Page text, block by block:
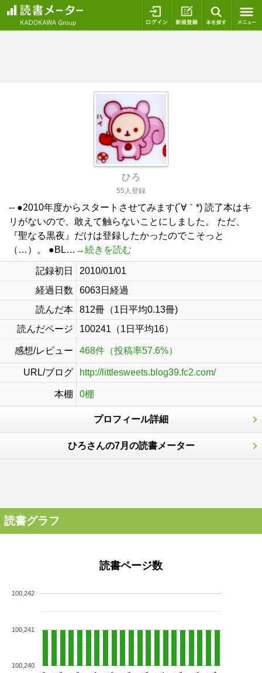
ログイン 新規登録
ひろ
55人登録
-- ●2010年度からスタートさせてみます(´∀｀*) 読了本はキ
リがないので、敢えて触らないことにしました。 ただ、
『聖なる黒夜』だけは登録したかったのでこそっと
（…）。 ●BL… →続きを読む
記録初日
2010/01/01
経過日数
6063日経過
読んだ本
812冊（1日平均0.13冊)
読んだページ
100241（1日平均16）
感想/レビュー 468件（投稿率57.6%）
URL/ブログ http://littlesweets.blog39.fc2.com/
本棚 0棚
プロフィール詳細
ひろさんの7月の読書メーター
読書グラフ
読書ページ数
100,240
100,241
100,242